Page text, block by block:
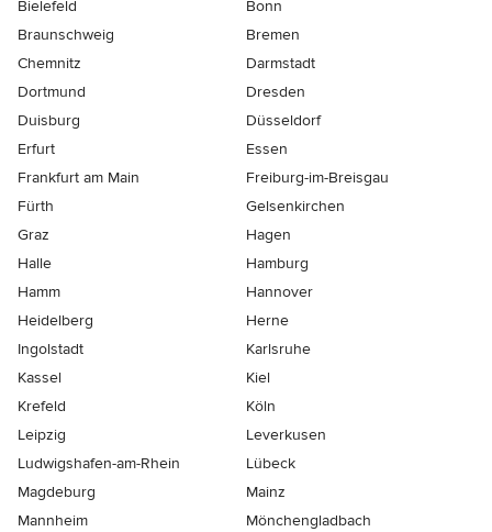
Bielefeld
Bonn
Braunschweig
Bremen
Chemnitz
Darmstadt
Dortmund
Dresden
Duisburg
Düsseldorf
Erfurt
Essen
Frankfurt am Main
Freiburg-im-Breisgau
Fürth
Gelsenkirchen
Graz
Hagen
Halle
Hamburg
Hamm
Hannover
Heidelberg
Herne
Ingolstadt
Karlsruhe
Kassel
Kiel
Krefeld
Köln
Leipzig
Leverkusen
Ludwigshafen-am-Rhein
Lübeck
Magdeburg
Mainz
Mannheim
Mönchen­gladbach